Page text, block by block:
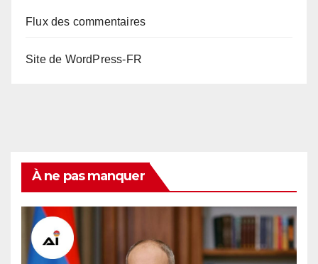
Flux des commentaires
Site de WordPress-FR
À ne pas manquer